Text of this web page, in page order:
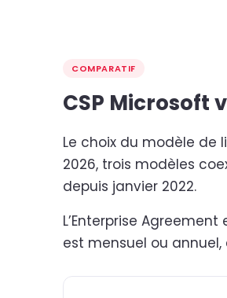
COMPARATIF
CSP Microsoft
Le choix du modèle de
2026, trois modèles
depuis janvier 2022.
L’Enterprise
est mensuel ou